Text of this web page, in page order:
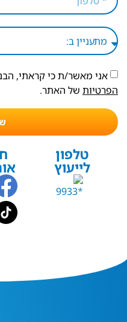
אני מאשר/ת כי קראתי,
הפרטיות של האתר.
טלפון
לייעוץ